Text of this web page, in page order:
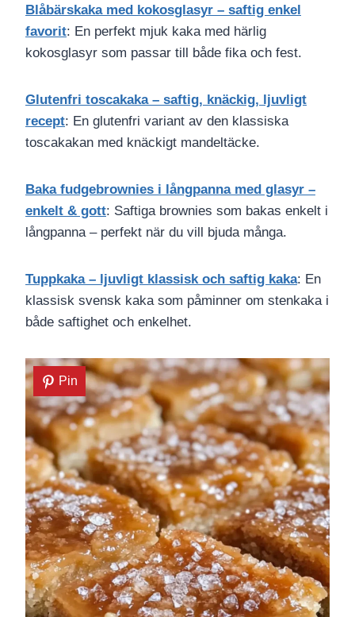
Blåbärskaka med kokosglasyr – saftig enkel
favorit: En perfekt mjuk kaka med härlig
kokosglasyr som passar till både fika och fest.
Glutenfri toscakaka – saftig, knäckig, ljuvligt
recept: En glutenfri variant av den klassiska
toscakakan med knäckigt mandeltäcke.
Baka fudgebrownies i långpanna med glasyr –
enkelt & gott: Saftiga brownies som bakas enkelt i
långpanna – perfekt när du vill bjuda många.
Tuppkaka – ljuvligt klassisk och saftig kaka: En
klassisk svensk kaka som påminner om stenkaka i
både saftighet och enkelhet.
Pin